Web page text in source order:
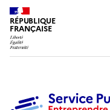
RÉPUBLIQUE
FRANÇAISE